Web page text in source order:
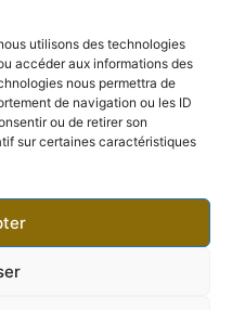
utilisons des technologies
accéder aux informations des
nous permettra de
de navigation ou les ID
ou de retirer son
sur certaines caractéristiques
et éthiques
selon vos souhaits
qui vous ressemble